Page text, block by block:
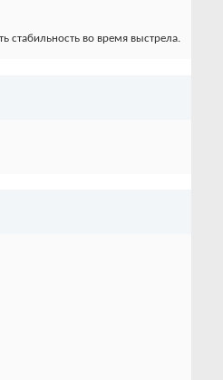
стабильность во время выстрела.